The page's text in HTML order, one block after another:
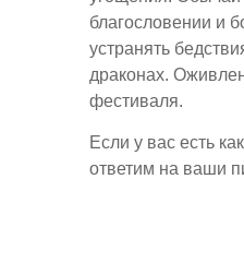
благословении и
устранять
драконах.
фестиваля.
Если у вас есть
ответим на ваши